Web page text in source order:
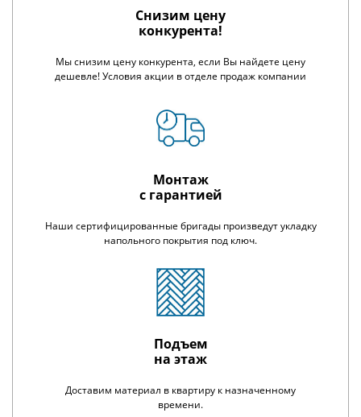
Снизим цену
конкурента!
Мы снизим цену конкурента, если Вы найдете цену
дешевле! Условия акции в отделе продаж компании
Монтаж
с гарантией
Наши сертифицированные бригады произведут укладку
напольного покрытия под ключ.
Подъем
на этаж
Доставим материал в квартиру к назначенному
времени.